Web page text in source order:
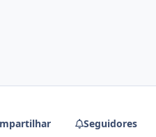
Seguidores